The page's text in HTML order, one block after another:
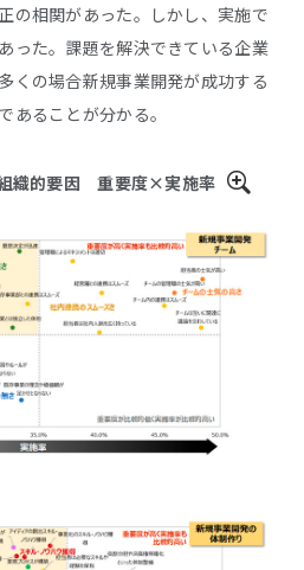
の相関があった。しかし、実施で
った。課題を解決できている企業
くの場合新規事業開発が成功する
あることが分かる。
織的要因 重要度×実施率